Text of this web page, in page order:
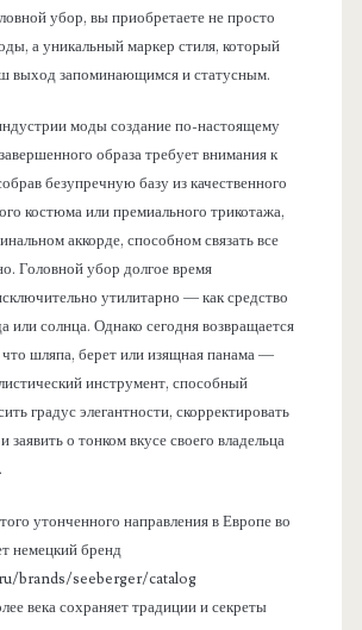
убор, вы приобретаете не просто
а уникальный маркер стиля, который
выход запоминающимся и статусным.
моды создание по-настоящему
образа требует внимания к
безупречную базу из качественного
костюма или премиального трикотажа,
аккорде, способном связать все
Головной убор долгое время
утилитарно — как средство
или солнца. Однако сегодня возвращается
шляпа, берет или изящная панама —
инструмент, способный
градус элегантности, скорректировать
заявить о тонком вкусе своего владельца
утонченного направления в Европе во
немецкий бренд
brands/seeberger/catalog
века сохраняет традиции и секреты